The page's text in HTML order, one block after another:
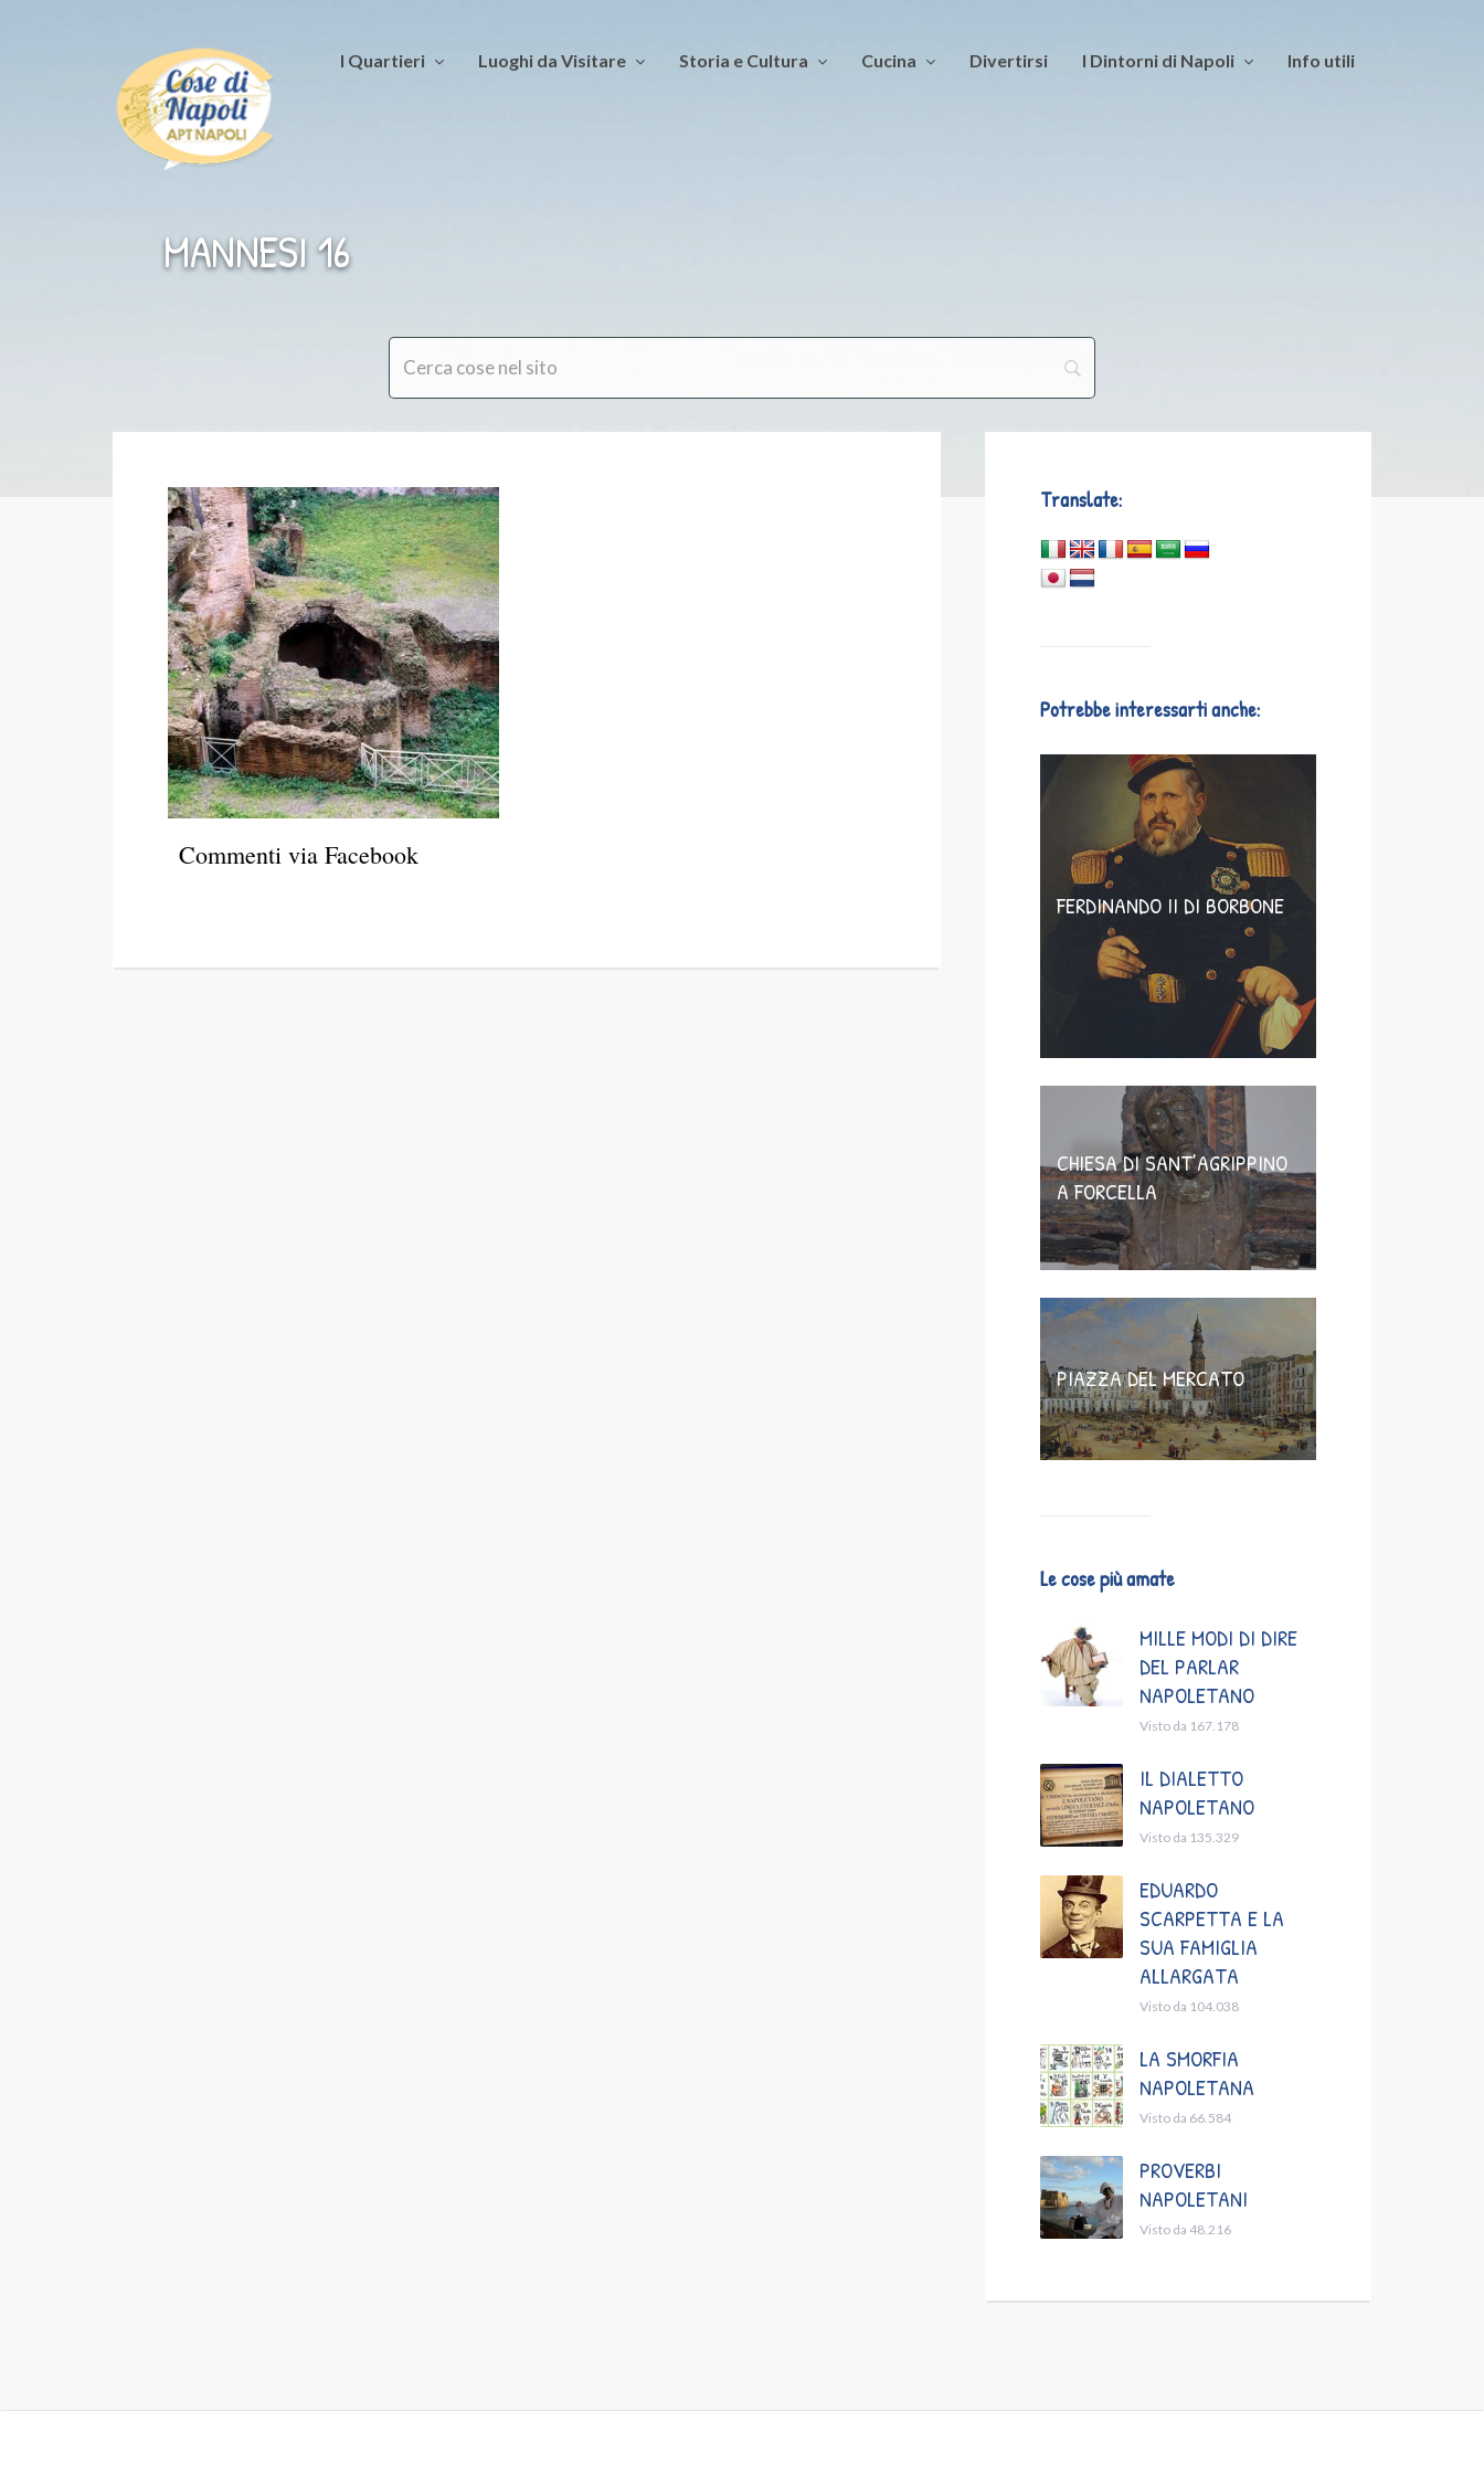
I Quartieri Luoghi da Visitare Storia e Cultura Cucina Divertirsi I Dintorni di Napoli Info utili
MANNESI 16
Commenti via Facebook
Translate:
Potrebbe interessarti anche:
FERDINANDO II DI BORBONE
CHIESA DI SANT’AGRIPPINO
A FORCELLA
PIAZZA DEL MERCATO
Le cose più amate
MILLE MODI DI DIRE
DEL PARLAR
NAPOLETANO
Visto da 167.178
IL DIALETTO
NAPOLETANO
Visto da 135.329
EDUARDO
SCARPETTA E LA
SUA FAMIGLIA
ALLARGATA
Visto da 104.038
LA SMORFIA
NAPOLETANA
Visto da 66.584
PROVERBI
NAPOLETANI
Visto da 48.216